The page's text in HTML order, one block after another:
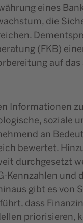
eines
die
(FKB)
auf
Informationen
soziale
an
bewertet.
durchgesetzt
und
gibt es von
dass
priorisieren,